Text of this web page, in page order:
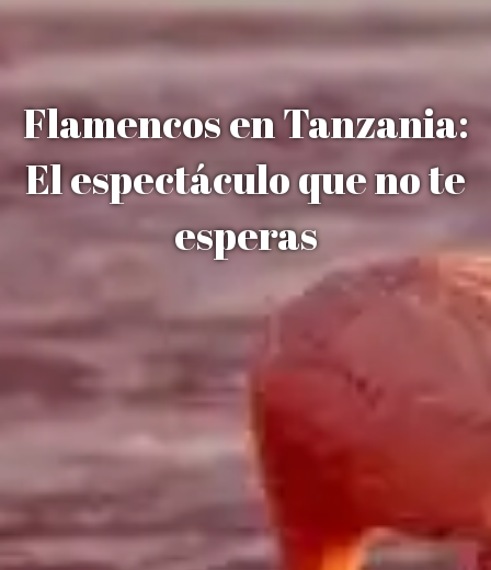
Flamencos en Tanzania:
El espectáculo que no te
esperas